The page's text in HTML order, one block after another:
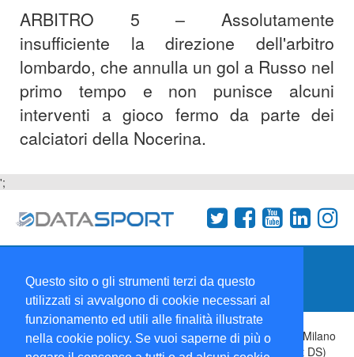
Questo sito o gli strumenti terzi da questo
utilizzati si avvalgono di cookie necessari al
funzionamento ed utili alle finalità illustrate
nella cookie policy. Se vuoi saperne di più o
ARBITRO 5 – Assolutamente
insufficiente la direzione dell'arbitro
lombardo, che annulla un gol a Russo nel
primo tempo e non punisce alcuni
interventi a gioco fermo da parte dei
calciatori della Nocerina.
';
Collabora con noi
Copyright 1995-2026 © Wise Srl Via Palmanova 8 20132 Milano
Italia - P. IVA 09072090963 | ISSN: 2499-2925 (DataSport DS)